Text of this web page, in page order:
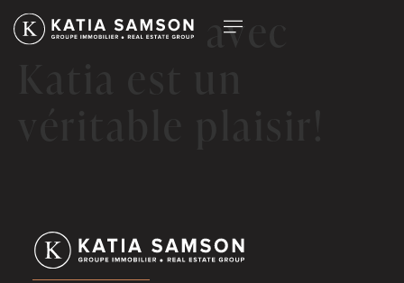
Travailler avec